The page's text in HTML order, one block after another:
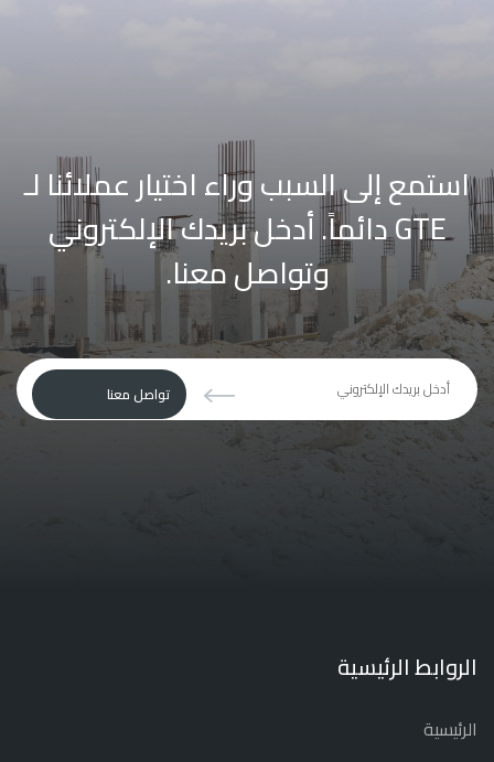
استمع إلى السبب وراء اختيار عملائنا لـ
GTE دائماً.
أدخل بريدك الإلكتروني
وتواصل معنا.
تواصل معنا
يجب
ترك
هذا
الحقل
الروابط الرئيسية
الرئيسية